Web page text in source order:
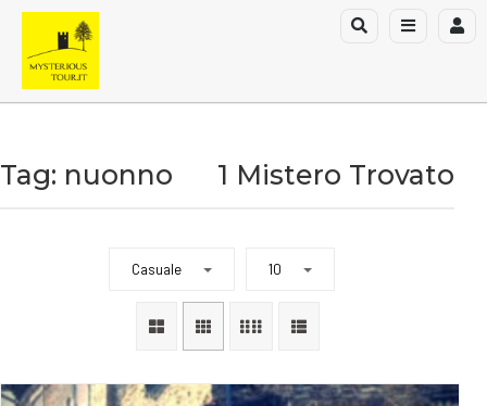
Tag: nuonno 1 Mistero Trovato
Casuale 10